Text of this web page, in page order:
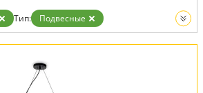
Тип:
Подвесные